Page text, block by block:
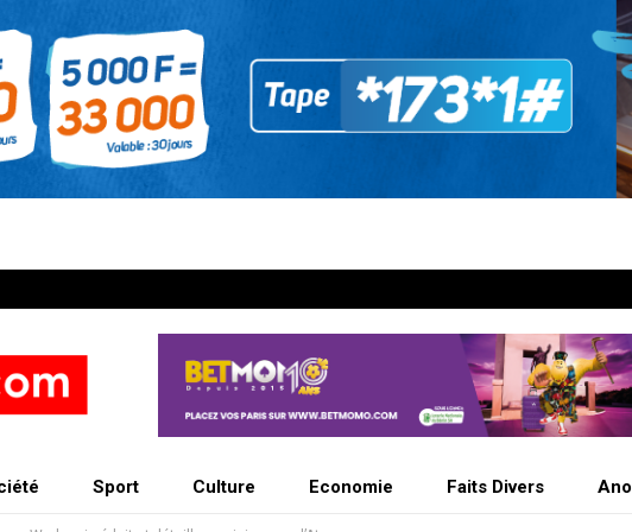
Sport Culture Economie Faits Divers